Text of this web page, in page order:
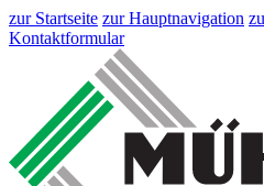
zur Startseite zur Hauptnavigation
Kontaktformular